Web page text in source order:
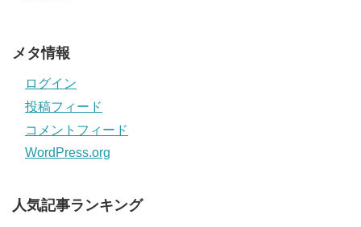
メタ情報
ログイン
投稿フィード
コメントフィード
WordPress.org
人気記事ランキング